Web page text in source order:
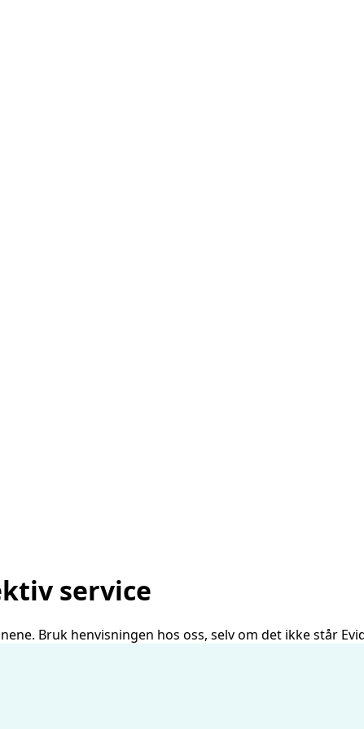
service
Bruk henvisningen hos oss, selv om det ikke står